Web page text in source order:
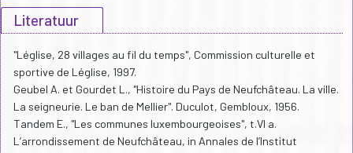
Literatuur
"Léglise, 28 villages au fil du temps", Commission culturelle et
sportive de Léglise, 1997.
Geubel A. et Gourdet L., "Histoire du Pays de Neufchâteau. La ville.
La seigneurie. Le ban de Mellier". Duculot, Gembloux, 1956.
Tandem E., "Les communes luxembourgeoises", t.VI a.
L’arrondissement de Neufchâteau, in Annales de l’Institut